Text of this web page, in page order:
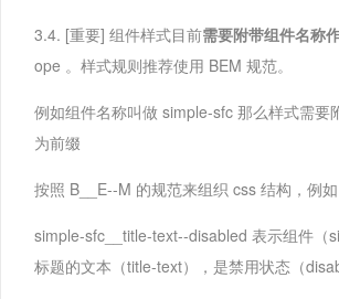
3.4. [重要] 组件样式目前需要附带组件名称
ope 。样式规则推荐使用 BEM 规范。
例如组件名称叫做 simple-sfc 那么样式需要
为前缀
按照 B__E--M 的规范来组织 css 结构，例如
simple-sfc__title-text--disabled 表示组件（
标题的文本（title-text），是禁用状态（